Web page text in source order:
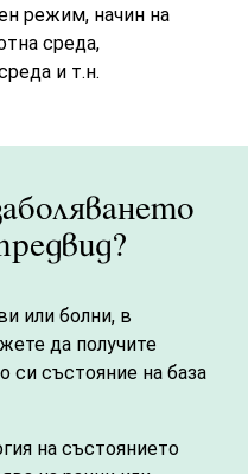
режим, начин на
среда,
и т.н.
или болни, в
да получите
си състояние на база
на състоянието